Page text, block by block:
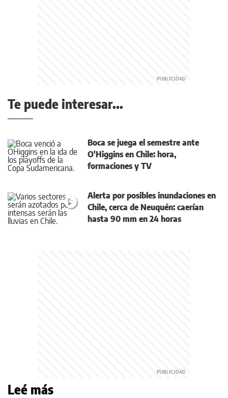
Te puede interesar...
Boca se juega el semestre ante
O'Higgins en Chile: hora,
formaciones y TV
Alerta por posibles inundaciones en
Chile, cerca de Neuquén: caerían
hasta 90 mm en 24 horas
Leé más